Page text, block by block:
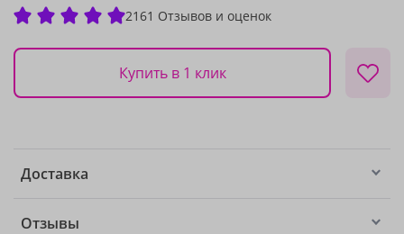
2161 Отзывов и оценок
Купить в 1 клик
Доставка
Отзывы